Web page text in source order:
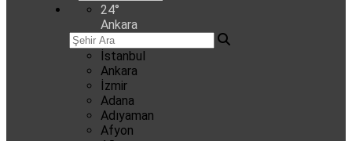
24°
Ankara
İstanbul
Ankara
İzmir
Adana
Adıyaman
Afyon